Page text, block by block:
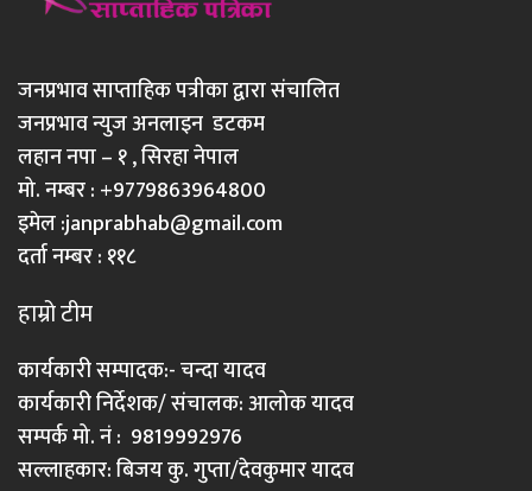
जनप्रभाव साप्ताहिक पत्रीका द्वारा संचालित
जनप्रभाव न्युज अनलाइन डटकम
लहान नपा – १ , सिरहा नेपाल
मो. नम्बर : +9779863964800
इमेल :janprabhab@gmail.com
दर्ता नम्बर : ११८
हाम्रो टीम
कार्यकारी सम्पादक:- चन्दा यादव
कार्यकारी निर्देशक/ संचालक: आलोक यादव
सम्पर्क मो. नं : 9819992976
सल्लाहकार: बिजय कु. गुप्ता/देवकुमार यादव